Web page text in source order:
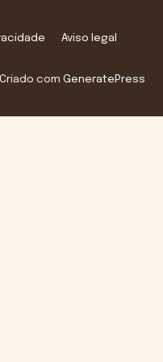
Aviso legal
Criado com GeneratePress